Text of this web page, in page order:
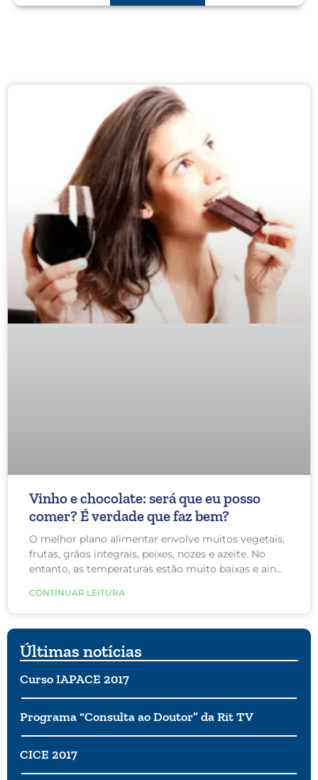
Vinho e chocolate: será que eu posso
comer? É verdade que faz bem?
O melhor plano alimentar envolve muitos vegetais,
frutas, grãos integrais, peixes, nozes e azeite. No
entanto, as temperaturas estão muito baixas e ainda
vem aquela vontade de vinho e chocolate. Mas, será
que isso pode prejudicar a sua saúde ou piorar o
Lipedema?
CONTINUAR LEITURA
Últimas notícias
Curso IAPACE 2017
Programa “Consulta ao Doutor” da Rit TV
CICE 2017